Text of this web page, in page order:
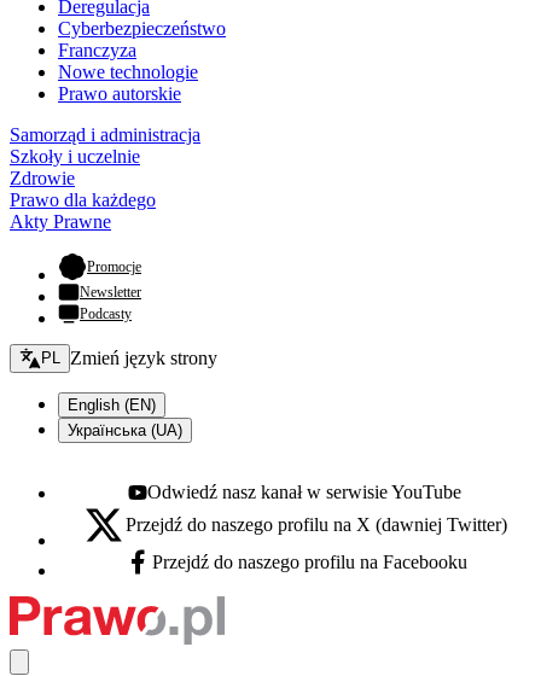
Deregulacja
Cyberbezpieczeństwo
Franczyza
Nowe technologie
Prawo autorskie
Samorząd i administracja
Szkoły i uczelnie
Zdrowie
Prawo dla każdego
Akty Prawne
Promocje- otwiera się w nowej karcie
Newsletter
Podcasty
Zmień język - bieżący:
PL Zmień język strony
English (EN)
Українська (UA)
Youtube - otwiera się w nowej karcie
Odwiedź nasz kanał w serwisie YouTube
X - otwiera się w nowej karcie
Przejdź do naszego profilu na X (dawniej Twitter)
Facebook - otwiera się w nowej karcie
Przejdź do naszego profilu na Facebooku